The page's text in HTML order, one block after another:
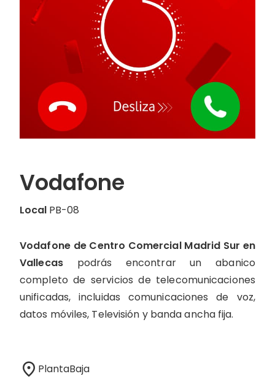
Restauración
Ocio
Servicios
Otros
Vodafone
Local PB-08
Vodafone de Centro Comercial Madrid Sur en
Vallecaspodrás encontrar un abanico
completo de servicios de telecomunicaciones
unificadas, incluidas comunicaciones de voz,
datos móviles, Televisión y banda ancha fija.
PlantaBaja